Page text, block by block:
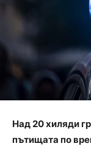
Над 20 хиляди
пътищата по